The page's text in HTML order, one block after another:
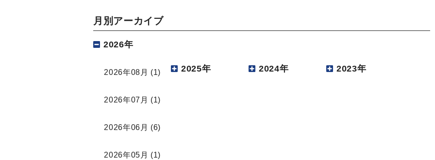
月別アーカイブ
2026年
2026年08月 (1)
2026年07月 (1)
2026年06月 (6)
2026年05月 (1)
2025年 2024年 2023年